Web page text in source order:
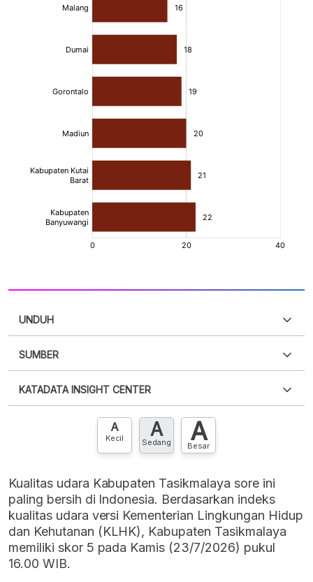
UNDUH
XLS
SUMBER
punya akun?Silakan Daftar sekarang
KATADATA INSIGHT CENTER
Hubungi sekarang »
A
Kecil A
Sedang A
Besar
Kualitas udara Kabupaten Tasikmalaya sore ini
paling bersih di Indonesia. Berdasarkan indeks
kualitas udara versi Kementerian Lingkungan Hidup
dan Kehutanan (KLHK), Kabupaten Tasikmalaya
memiliki skor 5 pada Kamis (23/7/2026) pukul
16.00 WIB.